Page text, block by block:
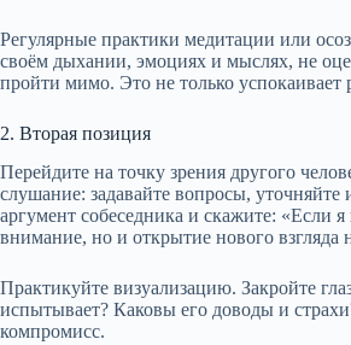
Регулярные практики медитации или
своём дыхании, эмоциях и мыслях, не
пройти мимо. Это не только успокаивает
2. Вторая позиция
Перейдите на точку зрения другого
слушание: задавайте вопросы,
аргумент собеседника и скажите: «Если
внимание, но и открытие нового взгляда
Практикуйте визуализацию. Закройте
испытывает? Каковы его доводы и
компромисс.